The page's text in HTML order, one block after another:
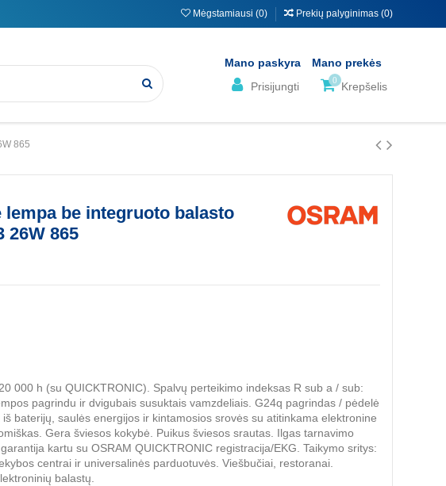
Mėgstamiausi (0) Prekių palyginimas (0)
Mano paskyra
Prisijungti
Mano prekės
0Krepšelis
865
be integruoto balasto
26W 865
000 h (su QUICKTRONIC). Spalvų perteikimo indeksas R sub a / sub:
pagrindu ir dvigubais susuktais vamzdeliais. G24q pagrindas / pėdelė
baterijų, saulės energijos ir kintamosios srovės su atitinkama elektronine
Gera šviesos kokybė. Puikus šviesos srautas. Ilgas tarnavimo
kartu su OSRAM QUICKTRONIC registracija/EKG. Taikymo sritys:
centrai ir universalinės parduotuvės. Viešbučiai, restoranai.
balastų.